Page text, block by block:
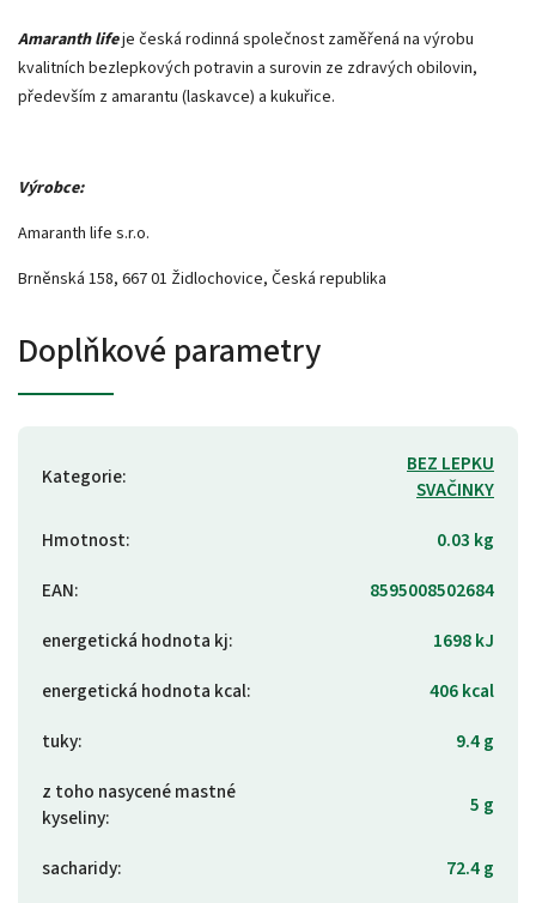
Amaranth lifeje česká rodinná společnost zaměřená na výrobu
kvalitních bezlepkových potravin a surovin ze zdravých obilovin,
především z amarantu (laskavce) a kukuřice.
Výrobce:
Amaranth life s.r.o.
Brněnská 158, 667 01 Židlochovice, Česká republika
Doplňkové parametry
Kategorie:
BEZ LEPKU
SVAČINKY
Hmotnost:
0.03 kg
EAN:
8595008502684
energetická hodnota kj:
1698 kJ
energetická hodnota kcal:
406 kcal
tuky:
9.4 g
z toho nasycené mastné
kyseliny: 5 g
sacharidy:
72.4 g